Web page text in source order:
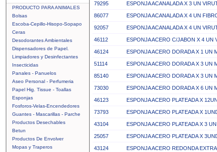
PRODUCTO PARA ANIMALES
Bolsas
Escoba-Cepillo-Hisopo-Sopapo
Ceras
Desodorantes Ambientales
Dispensadores de Papel.
Limpiadores y Desinfectantes
Insecticidas
Panales - Panuelos
Aseo Personal - Perfumeria
Papel Hig. Tissue - Toallas
Esponjas
Fosforos-Velas-Encendedores
Guantes - Mascarillas - Parche
Productos Desechables
Betun
Productos De Envolver
Mopas y Traperos
79295 ESPONJA ACANALADA X 3 UN
86077 ESPONJA ACANALADA X 4 UN
92057 ESPONJA ACANALADA X 4 UN
46112 ESPONJA ACERO C/JABON X 4 UN
46124 ESPONJA ACERO DORADA X 1 UN
51114 ESPONJA ACERO DORADA X 3 UN
85140 ESPONJA ACERO DORADA X 3 UN
73030 ESPONJA ACERO DORADA X 6 UN
46123 ESPONJA ACERO PLATEADA X
73793 ESPONJA ACERO PLATEADA X
43104 ESPONJA ACERO PLATEADA X 3
25057 ESPONJA ACERO PLATEADA X
43124 ESPONJA ACERO REDONDA